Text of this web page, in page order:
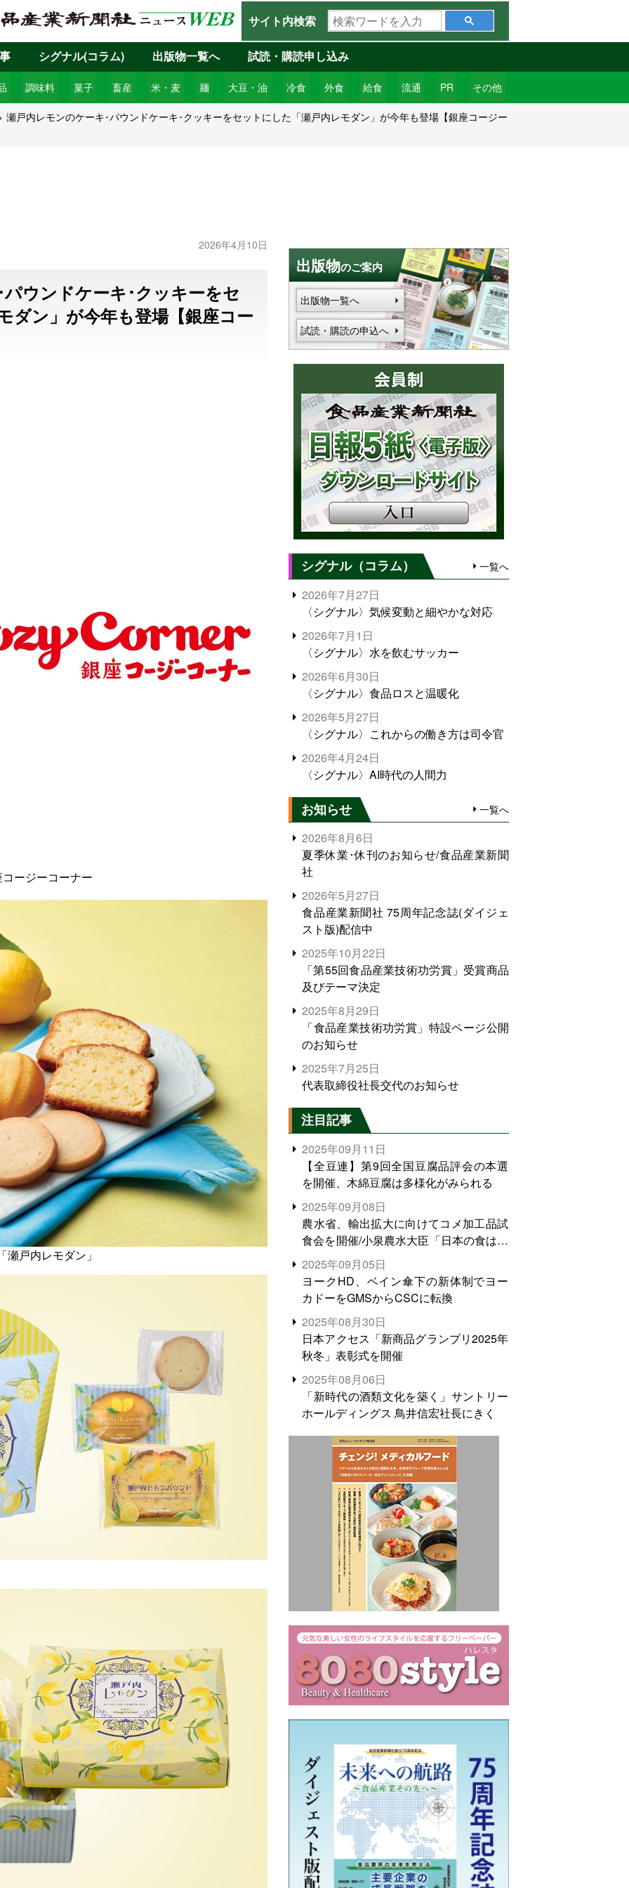
サイト内検索
検
索
ワ
ー
ド
を
入
調味料 菓子 畜産 米・麦 麺 大豆・油 冷食 外食 給食 流通 PR その他
シグナル(コラム) 出版物一覧へ 試読・購読申し込み
瀬戸内レモンのケーキ･パウンドケーキ･クッキーをセットにした「瀬戸内レモダン」が今年も登場【銀座コージー
2026年4月10日
ウンドケーキ･クッキーをセ
ダン」が今年も登場【銀座コー
ージーコーナー
戸内レモダン」
出版物のご案内
出版物一覧へ
試読・購読の申込へ
シグナル（コラム） 一覧へ
2026年7月27日
〈シグナル〉気候変動と細やかな対応
2026年7月1日
〈シグナル〉水を飲むサッカー
2026年6月30日
〈シグナル〉食品ロスと温暖化
2026年5月27日
〈シグナル〉これからの働き方は司令官
2026年4月24日
〈シグナル〉AI時代の人間力
お知らせ 一覧へ
2026年8月6日
夏季休業･休刊のお知らせ/食品産業新聞
社
2026年5月27日
食品産業新聞社 75周年記念誌(ダイジェ
スト版)配信中
2025年10月22日
「第55回食品産業技術功労賞」受賞商品
及びテーマ決定
2025年8月29日
「食品産業技術功労賞」特設ページ公開
のお知らせ
2025年7月25日
代表取締役社長交代のお知らせ
注目記事
2025年09月11日
【全豆連】第9回全国豆腐品評会の本選
を開催、木綿豆腐は多様化がみられる
2025年09月08日
農水省、輸出拡大に向けてコメ加工品試
食会を開催/小泉農水大臣「日本の食は世
界でトップをとれる。米増産に向けて、
米輸出需要の拡大を」
2025年09月05日
ヨークHD、ベイン傘下の新体制でヨー
カドーをGMSからCSCに転換
2025年08月30日
日本アクセス「新商品グランプリ2025年
秋冬」表彰式を開催
2025年08月06日
「新時代の酒類文化を築く」サントリー
ホールディングス 鳥井信宏社長にきく